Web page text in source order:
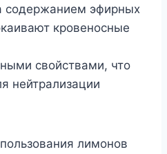
содержанием эфирных
кровеносные
свойствами, что
нейтрализации
лимонов